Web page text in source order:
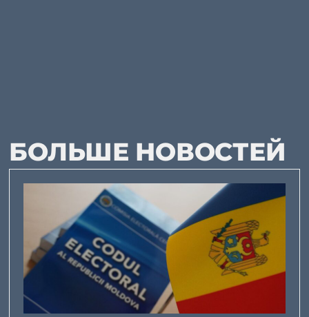
БОЛЬШЕ НОВОСТЕЙ